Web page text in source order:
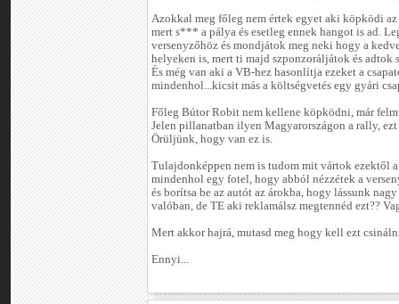
Azokkal meg főleg nem értek egyet aki köpködi
mert s*** a pálya és esetleg ennek hangot is ad.
versenyzőhöz és mondjátok meg neki hogy a
helyeken is, mert ti majd szponzoráljátok és
És még van aki a VB-hez hasonlítja ezeket a
mindenhol...kicsit más a költségvetés egy gyári
Főleg Bútor Robit nem kellene köpködni, már
Jelen pillanatban ilyen Magyarországon a rally,
Örüljünk, hogy van ez is.
Tulajdonképpen nem is tudom mit vártok ezektől
mindenhol egy fotel, hogy abból nézzétek a
és borítsa be az autót az árokba, hogy lássunk
valóban, de TE aki reklamálsz megtennéd ezt??
Mert akkor hajrá, mutasd meg hogy kell ezt
Ennyi...